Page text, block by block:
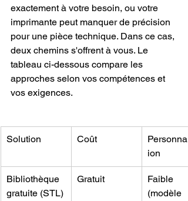
exactement à votre besoin, ou votre
imprimante peut manquer de précision
pour une pièce technique. Dans ce cas,
deux chemins s'offrent à vous. Le
tableau ci-dessous compare les
approches selon vos compétences et
vos exigences.
Solution Coût
ion
Bibliothèque
gratuite (STL)
Gratuit
Faible
(modèle